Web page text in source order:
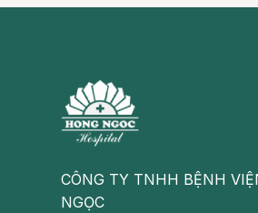
các vấn đề về rối loạn tiền
…
CÔNG TY TNHH BỆNH
NGỌC